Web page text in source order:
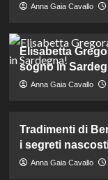
Anna Gaia Cavallo
Elisabetta
sogno in
Anna Gaia Cavallo
Tradimenti di
i segreti
Anna Gaia Cavallo